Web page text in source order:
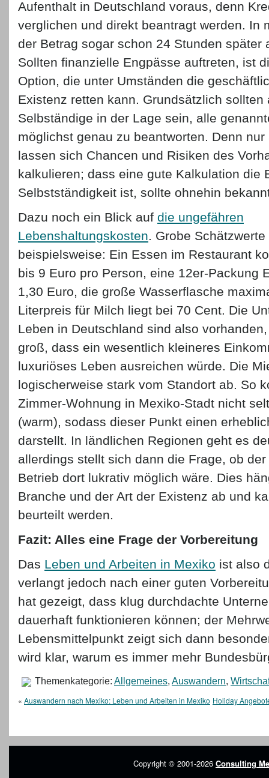
Aufenthalt in Deutschland voraus, denn
verglichen und direkt beantragt werden. In
der Betrag sogar schon 24 Stunden später
Sollten finanzielle Engpässe auftreten, ist
Option, die unter Umständen die
Existenz retten kann. Grundsätzlich sollten
Selbständige in der Lage sein, alle
möglichst genau zu beantworten. Denn
lassen sich Chancen und Risiken des
kalkulieren; dass eine gute Kalkulation die
Selbstständigkeit ist, sollte ohnehin
Dazu noch ein Blick auf die ungefähren
Lebenshaltungskosten. Grobe Schätzwerte
beispielsweise: Ein Essen im Restaurant
bis 9 Euro pro Person, eine 12er-Packung
1,30 Euro, die große Wasserflasche
Literpreis für Milch liegt bei 70 Cent. Die
Leben in Deutschland sind also
groß, dass ein wesentlich kleineres
luxuriöses Leben ausreichen würde. Die
logischerweise stark vom Standort ab. So
Zimmer-Wohnung in Mexiko-Stadt nicht
(warm), sodass dieser Punkt einen
darstellt. In ländlichen Regionen geht es
allerdings stellt sich dann die Frage, ob
Betrieb dort lukrativ möglich wäre. Dies
Branche und der Art der Existenz ab und
beurteilt werden.
Fazit: Alles eine Frage der Vorbereitung
Das Leben und Arbeiten in Mexiko ist also
verlangt jedoch nach einer guten
hat gezeigt, dass klug durchdachte
dauerhaft funktionieren können; der
Lebensmittelpunkt zeigt sich dann
wird klar, warum es immer mehr
Themenkategorie: Allgemeines, Auswandern,
« Auswandern nach Mexiko: Leben und Arbeiten in Mexiko Holiday
Copyright © 2001-2026 Consulting